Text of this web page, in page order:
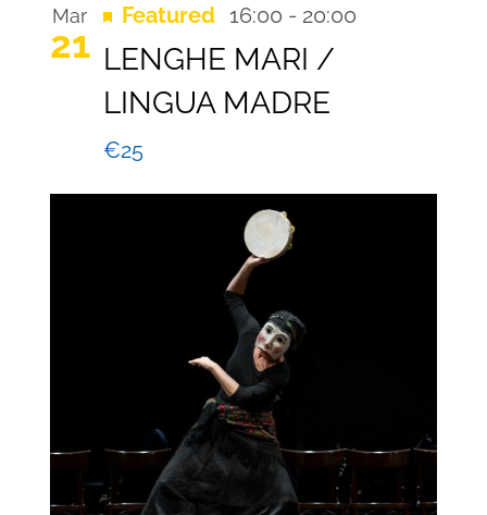
Mar
21
Featured 16:00 - 20:00
LENGHE MARI /
LINGUA MADRE
€25